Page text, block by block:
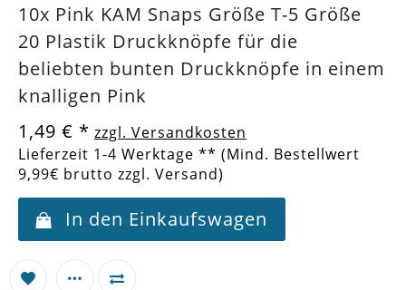
10x Pink KAM Snaps Größe T-5 Größe
20 Plastik Druckknöpfe für die
beliebten bunten Druckknöpfe in einem
knalligen Pink
1,49 € * zzgl. Versandkosten
Lieferzeit 1-4 Werktage ** (Mind. Bestellwert
9,99€ brutto zzgl. Versand)
In den Einkaufswagen